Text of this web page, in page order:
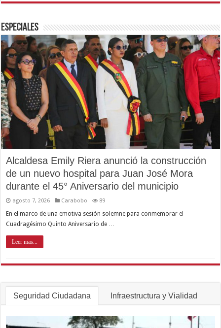
Especiales
Alcaldesa Emily Riera anunció la construcción
de un nuevo hospital para Juan José Mora
durante el 45° Aniversario del municipio
agosto 7, 2026 Carabobo 89
En el marco de una emotiva sesión solemne para conmemorar el
Cuadragésimo Quinto Aniversario de …
Leer mas...
Seguridad Ciudadana Infraestructura y Vialidad